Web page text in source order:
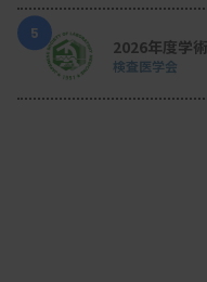
5
2026年度学
検査医学会